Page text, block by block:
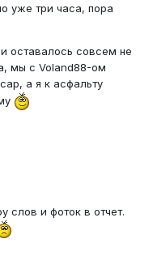
уже три часа, пора
оставалось совсем не
мы с Voland88-ом
а я к асфальту
слов и фоток в отчет.